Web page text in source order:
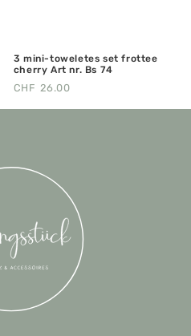
3 mini-toweletes set frottee
cherry Art nr. Bs 74
CHF 26.00